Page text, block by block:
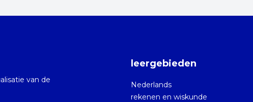
van de
leergebieden
Nederlands
rekenen en wiskunde